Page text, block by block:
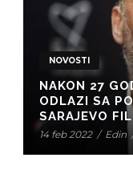
NOVOSTI
NAKON 27
ODLAZI SA
SARAJEVO
14 feb 2022 / Edin